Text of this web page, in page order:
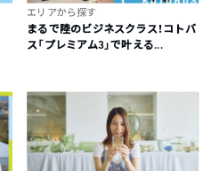
エリアから探す
まるで陸のビジネスクラス！コトバ
ス「プレミアム3」で叶える...